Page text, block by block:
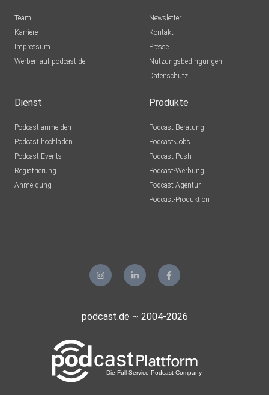
Team
Karriere
Impressum
Werben auf podcast.de
Newsletter
Kontakt
Presse
Nutzungsbedingungen
Datenschutz
Dienst
Podcast anmelden
Podcast hochladen
Podcast-Events
Registrierung
Anmeldung
Produkte
Podcast-Beratung
Podcast-Jobs
Podcast-Push
Podcast-Werbung
Podcast-Agentur
Podcast-Produktion
podcast.de ~ 2004-2026